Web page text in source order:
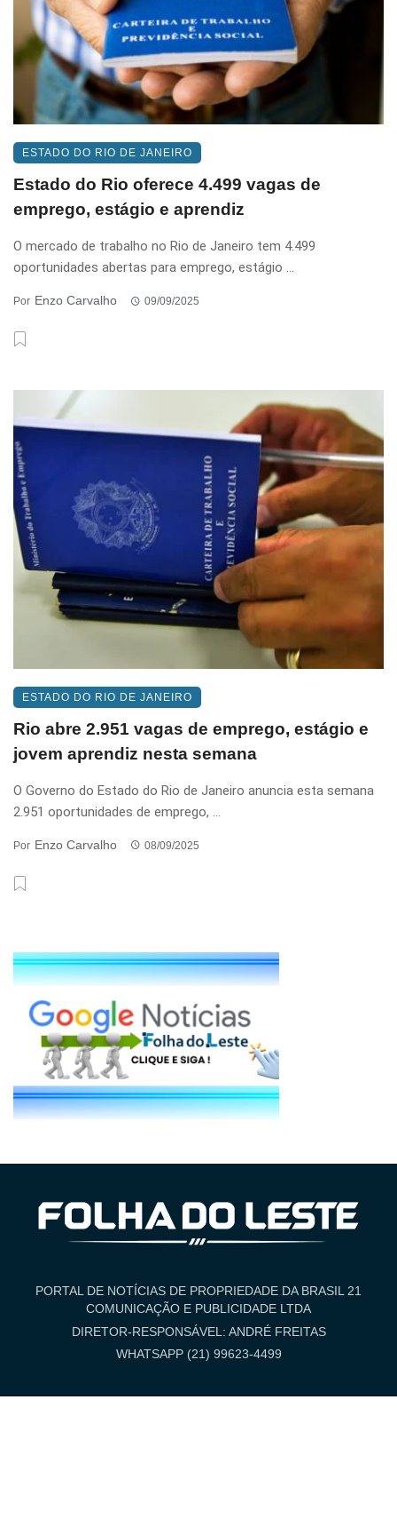
ESTADO DO RIO DE JANEIRO
Estado do Rio oferece 4.499 vagas de
emprego, estágio e aprendiz
O mercado de trabalho no Rio de Janeiro tem 4.499
oportunidades abertas para emprego, estágio ...
Por Enzo Carvalho 09/09/2025
ESTADO DO RIO DE JANEIRO
Rio abre 2.951 vagas de emprego, estágio e
jovem aprendiz nesta semana
O Governo do Estado do Rio de Janeiro anuncia esta semana
2.951 oportunidades de emprego, ...
Por Enzo Carvalho 08/09/2025
PORTAL DE NOTÍCIAS DE PROPRIEDADE DA BRASIL 21
COMUNICAÇÃO E PUBLICIDADE LTDA
DIRETOR-RESPONSÁVEL: ANDRÉ FREITAS
WHATSAPP (21) 99623-4499